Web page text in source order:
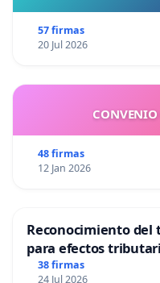
57 firmas
20 Jul 2026
CONVENIO
48 firmas
12 Jan 2026
Reconocimiento del
para efectos
38 firmas
24 Jul 2026